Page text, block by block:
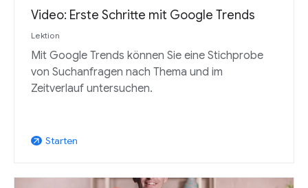
Video: Erste Schritte mit Google Trends
Lektion
Mit Google Trends können Sie eine Stichprobe
von Suchanfragen nach Thema und im
Zeitverlauf untersuchen.
arrow_outward Starten